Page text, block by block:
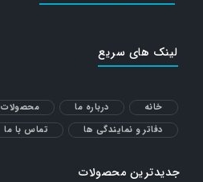
لینک های سریع
خانه درباره ما
محصولات
دفاتر و نمایندگی ها
تماس با ما
جدیدترین محصولات